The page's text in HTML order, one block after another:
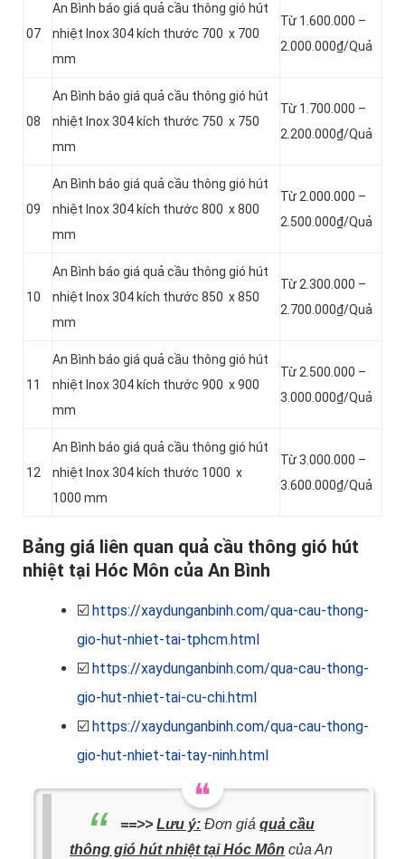
07
An Bình báo giá quả cầu thông gió hút
nhiệt Inox 304 kích thước 700 x 700
mm
Từ 1.600.000 –
2.000.000₫/Quả
08
An Bình báo giá quả cầu thông gió hút
nhiệt Inox 304 kích thước 750 x 750
mm
Từ 1.700.000 –
2.200.000₫/Quả
09
An Bình báo giá quả cầu thông gió hút
nhiệt Inox 304 kích thước 800 x 800
mm
Từ 2.000.000 –
2.500.000₫/Quả
10
An Bình báo giá quả cầu thông gió hút
nhiệt Inox 304 kích thước 850 x 850
mm
Từ 2.300.000 –
2.700.000₫/Quả
11
An Bình báo giá quả cầu thông gió hút
nhiệt Inox 304 kích thước 900 x 900
mm
Từ 2.500.000 –
3.000.000₫/Quả
12
An Bình báo giá quả cầu thông gió hút
nhiệt Inox 304 kích thước 1000 x
1000 mm
Từ 3.000.000 –
3.600.000₫/Quả
Bảng giá liên quan quả cầu thông gió hút
nhiệt tại Hóc Môn của An Bình
☑️ https://xaydunganbinh.com/qua-cau-thong-
gio-hut-nhiet-tai-tphcm.html
☑️ https://xaydunganbinh.com/qua-cau-thong-
gio-hut-nhiet-tai-cu-chi.html
☑️ https://xaydunganbinh.com/qua-cau-thong-
gio-hut-nhiet-tai-tay-ninh.html
==>>Lưu ý: Đơn giáquả cầu
thông gió hút nhiệt tại Hóc Môn của An